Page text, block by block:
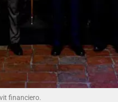
financiero.